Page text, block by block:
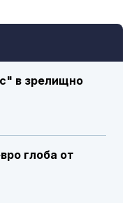
в зрелищно
глоба от